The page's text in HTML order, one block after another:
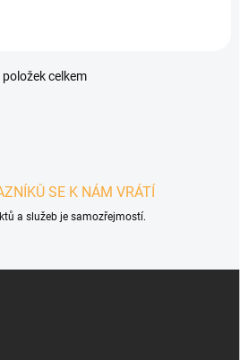
Ovládací prvky výpisu
položek celkem
SE K NÁM VRÁTÍ
a služeb je samozřejmostí.